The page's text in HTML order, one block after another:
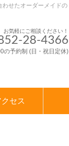
せたオーダーメイドの
お気軽にご相談ください！
28-4366
の予約制 (日・祝日定休)
クセス